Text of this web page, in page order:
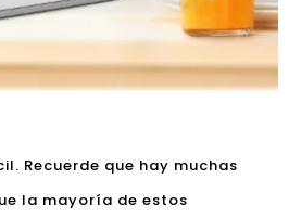
Recuerde que hay muchas
la mayoría de estos